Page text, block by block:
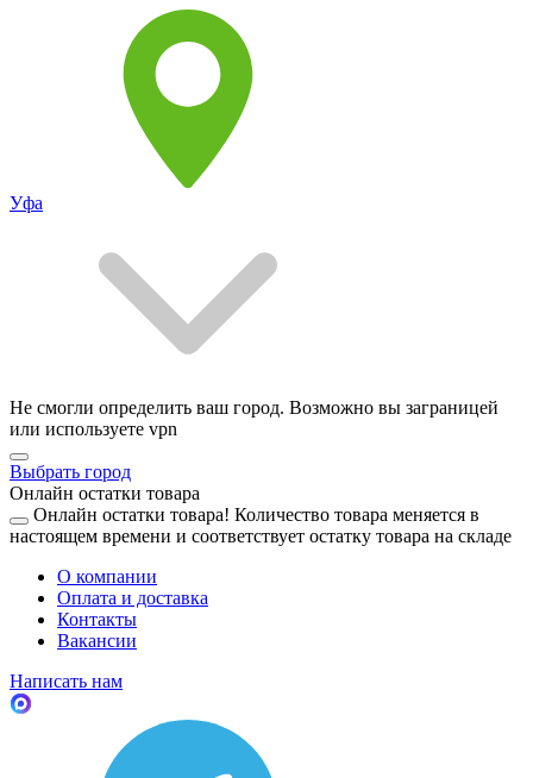
Уфа
Не смогли определить ваш город. Возможно вы заграницей
или используете vpn
Выбрать город
Онлайн остатки товара
Онлайн остатки товара! Количество товара меняется в
настоящем времени и соответствует остатку товара на складе
О компании
Оплата и доставка
Контакты
Вакансии
Написать нам